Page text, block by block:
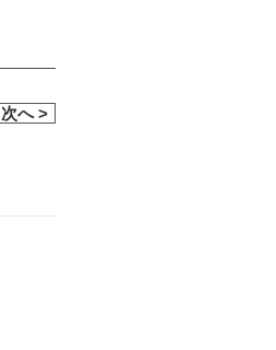
次へ >